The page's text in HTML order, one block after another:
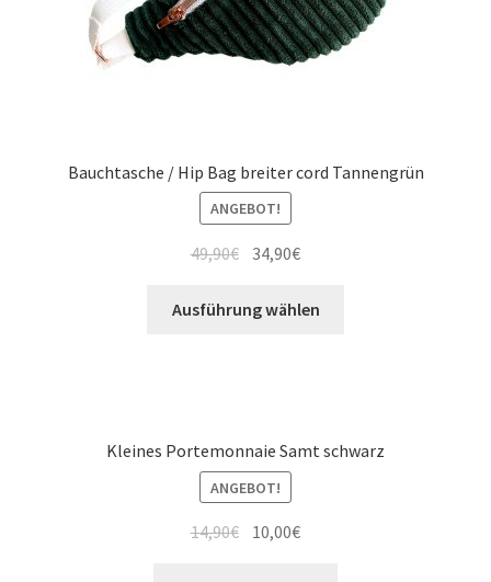
Bauchtasche / Hip Bag breiter cord Tannengrün
ANGEBOT!
49,90€ 34,90€
Ausführung wählen
Kleines Portemonnaie Samt schwarz
ANGEBOT!
14,90€ 10,00€